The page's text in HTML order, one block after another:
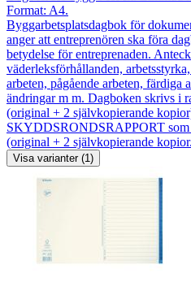
Format: A4.
Byggarbetsplatsdagbok för
anger att entreprenören ska föra
betydelse för entreprenaden.
väderleksförhållanden,
arbeten, pågående arbeten, färdiga
ändringar m m. Dagboken skrivs i
(original + 2 självkopierande
SKYDDSRONDSRAPPORT som
(original + 2 självkopierande kopior.
Visa varianter (1)